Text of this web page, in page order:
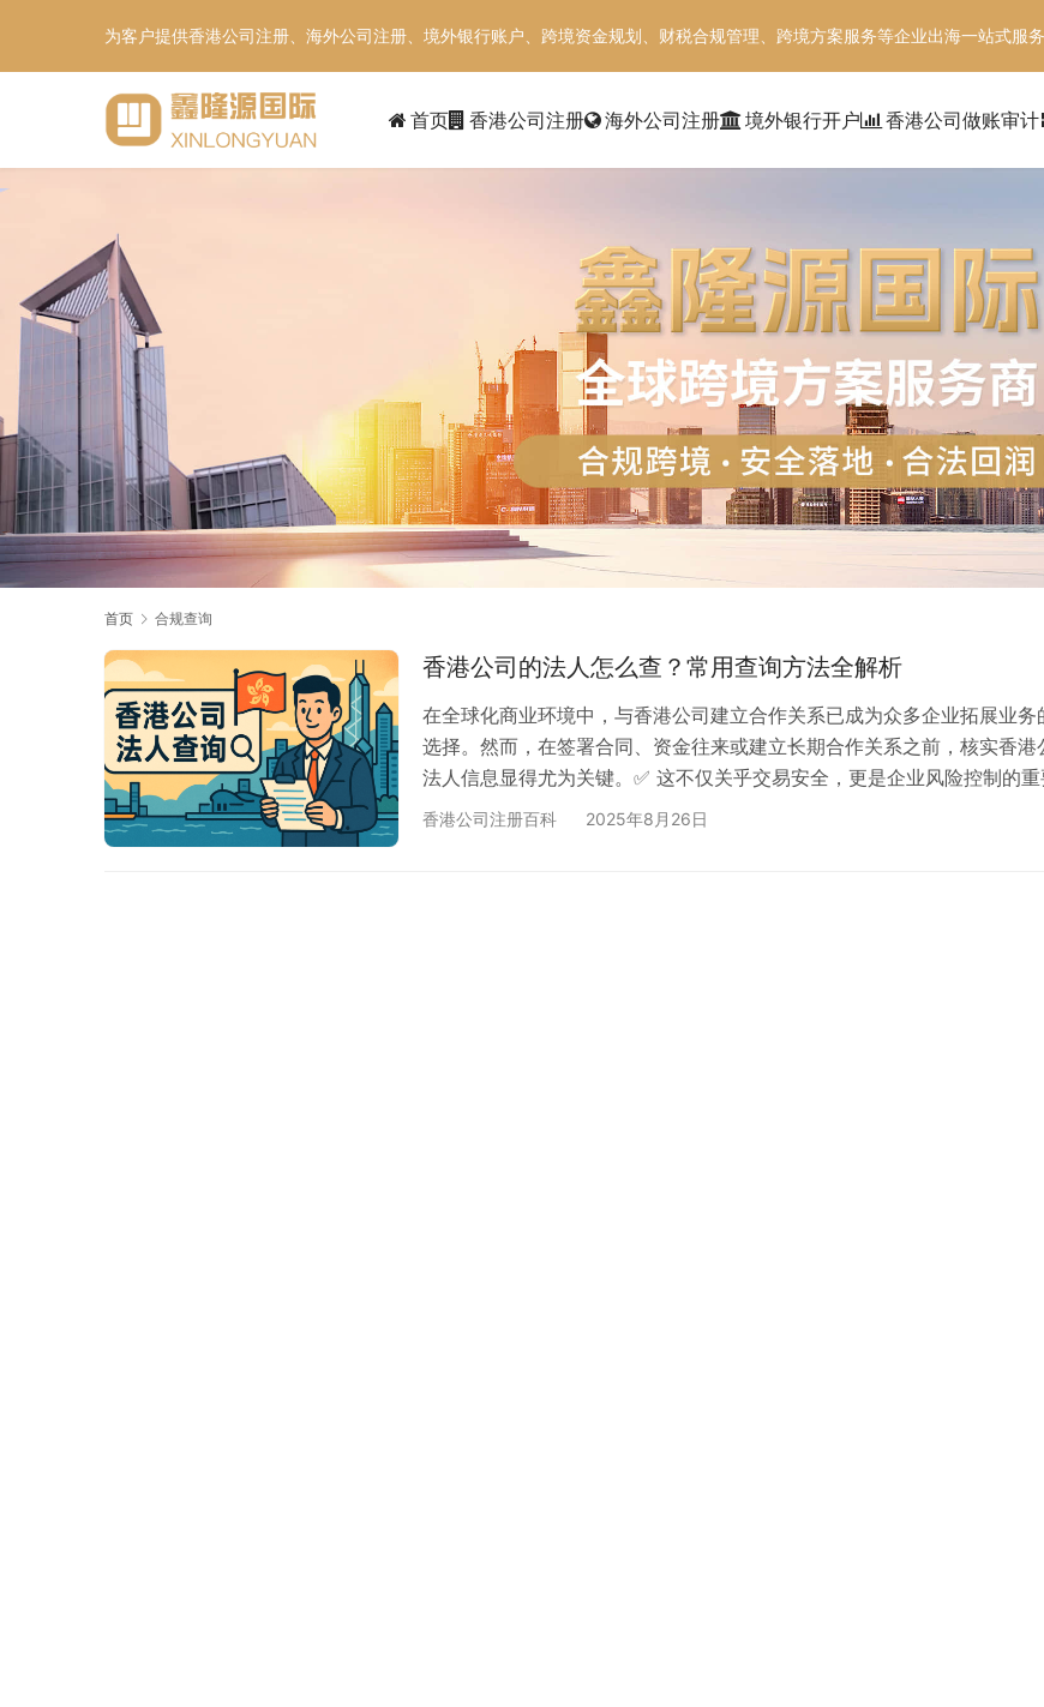
为客户提供香港公司注册、海外公司注册、境外银行账户、跨境资金规划、财税合规管理、跨境方案服务等企业出海一站式服务
首页 香港公司注册 海外公司注册 境外银行开户 香港公司做账审计
首页 合规查询
香港公司的法人怎么查？常用查询方法全解析
在全球化商业环境中，与香港公司建立合作关系已成为众多企业拓展业务
选择。然而，在签署合同、资金往来或建立长期合作关系之前，核实香港
法人信息显得尤为关键。✅ 这不仅关乎交易安全，更是企业风险控制的
节。 🤔 但现实中，不少企业和个人面临着这样的困扰：如何合法、有效地
香港公司注册百科 2025年8月26日